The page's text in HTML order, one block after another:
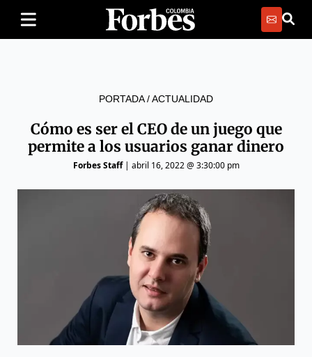
PORTADA/ACTUALIDAD
Cómo es ser el CEO de un juego que
permite a los usuarios ganar dinero
Forbes Staff| abril 16, 2022 @ 3:30:00 pm